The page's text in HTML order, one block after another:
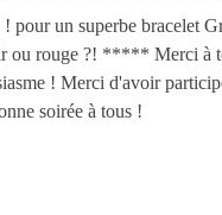
pour un superbe bracelet
ou rouge ?! ***** Merci à
! Merci d'avoir
soirée à tous !